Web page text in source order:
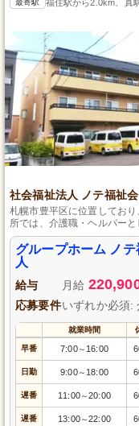
最寄駅 福住駅から2.0km、真
社会福祉法人 ノテ福祉会
札幌市豊平区に位置してお
所では、介護職・ヘルパー
を有する方であれば、経験
するチームの一員になるこ
快適な日々を支えるやりが
す。
グループホーム ノ
人
給与 月給
応募要件いずれか必須:
就業時間
早番 7:00～ 16:00
日勤 9:00～ 18:00
遅番 11:00～20:00
遅番 13:00～22:00